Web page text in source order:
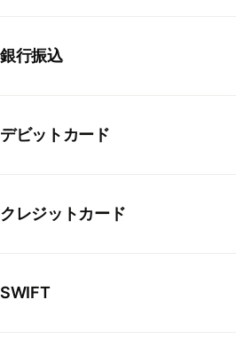
銀行振込
デビットカード
クレジットカード
SWIFT